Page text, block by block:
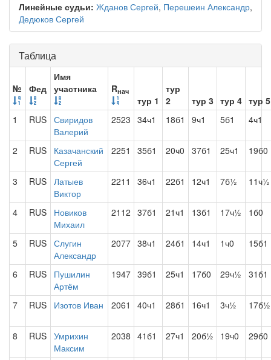
Линейные судьи: Жданов Сергей, Перешеин Александр,
Дедюков Сергей
Таблица
№ Фед
Имя
участника
Rнач
тур 1
тур
2
тур 3 тур 4 тур 5
1
RUS Свиридов
Валерий
2523 34ч1 18б1 9ч1 5б1 4ч1
2 RUS
Казачанский
Сергей
2251 35б1 20ч0 37б1 25ч1 19б0
3 RUS Латыев
Виктор
2211 36ч1 22б1 12ч1 7б½ 11ч½
4 RUS
Новиков
Михаил
2112 37б1 21ч1 13б1 17ч½ 1б0
5 RUS Слугин
Александр
2077 38ч1 24б1 14ч1 1ч0 15б1
6 RUS
Пушилин
Артём
1947 39б1 25ч1 17б0 29ч½ 31б1
7 RUS Изотов Иван 2061 40ч1 28б1 16ч1 3ч½ 17б½
8 RUS Умрихин
Максим
2038 41б1 27ч1 20б½ 19ч0 29б0